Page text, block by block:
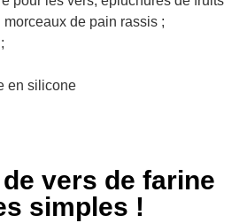
de pain rassis ;
en silicone
de vers de farine
simples !